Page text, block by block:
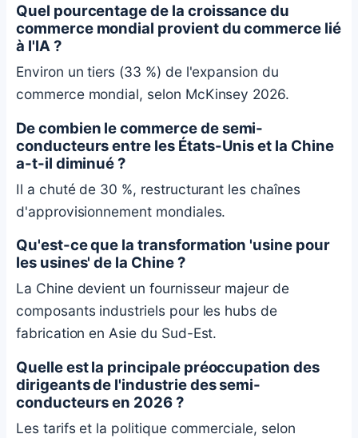
Quel pourcentage de la croissance du
commerce mondial provient du commerce lié
à l'IA ?
Environ un tiers (33 %) de l'expansion du
commerce mondial, selon McKinsey 2026.
De combien le commerce de semi-
conducteurs entre les États-Unis et la Chine
a-t-il diminué ?
Il a chuté de 30 %, restructurant les chaînes
d'approvisionnement mondiales.
Qu'est-ce que la transformation 'usine pour
les usines' de la Chine ?
La Chine devient un fournisseur majeur de
composants industriels pour les hubs de
fabrication en Asie du Sud-Est.
Quelle est la principale préoccupation des
dirigeants de l'industrie des semi-
conducteurs en 2026 ?
Les tarifs et la politique commerciale, selon